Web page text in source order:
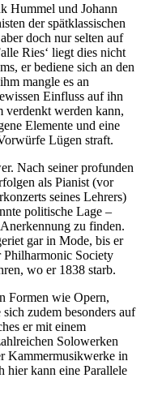
Hummel und Johann
der spätklassischen
doch nur selten auf
Ries‘ liegt dies nicht
er bediene sich an den
mangle es an
Einfluss auf ihn
verdenkt werden kann,
Elemente und eine
Lügen straft.
Nach seiner profunden
als Pianist (vor
seines Lehrers)
politische Lage –
zu finden.
gar in Mode, bis er
Society
wo er 1838 starb.
Formen wie Opern,
zudem besonders auf
er mit einem
Solowerken
Kammermusikwerke in
hier kann eine Parallele